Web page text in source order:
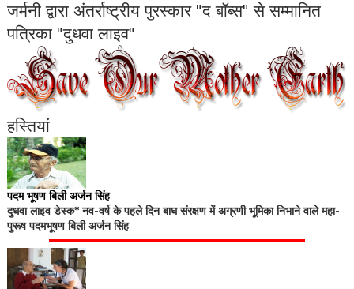
जर्मनी द्वारा अंतर्राष्ट्रीय पुरस्कार "द बॉब्स" से सम्मानित
पत्रिका "दुधवा लाइव"
हस्तियां
पदम भूषण बिली अर्जन सिंह
दुधवा लाइव डेस्क* नव-वर्ष के पहले दिन बाघ संरक्षण में अग्रणी भूमिका निभाने वाले महा-
पुरूष पदमभूषण बिली अर्जन सिंह